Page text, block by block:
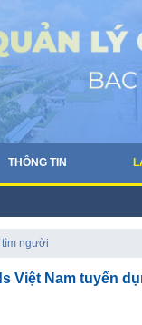
THÔNG TIN
tìm người
Việt Nam tuyển